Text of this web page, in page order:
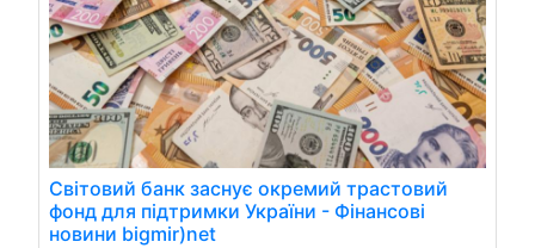
Світовий банк заснує окремий трастовий
фонд для підтримки України - Фінансові
новини bigmir)net